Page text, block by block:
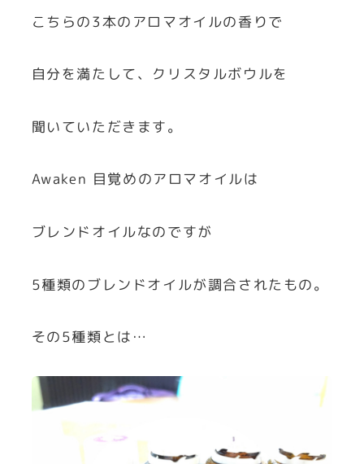
こちらの3本のアロマオイルの香りで
自分を満たして、クリスタルボウルを
聞いていただきます。
Awaken 目覚めのアロマオイルは
ブレンドオイルなのですが
5種類のブレンドオイルが調合されたもの。
その5種類とは…